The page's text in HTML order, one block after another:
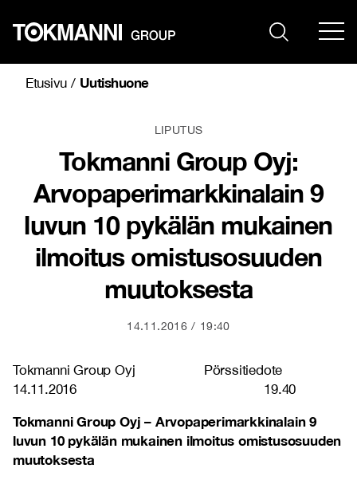
sisältöön
Etusivu/ Uutishuone
LIPUTUS
Tokmanni Group Oyj:
Arvopaperimarkkinalain 9
luvun 10 pykälän mukainen
ilmoitus omistusosuuden
muutoksesta
14.11.2016 19:40
Tokmanni Group Oyj Pörssitiedote
14.11.2016 19.40
Tokmanni Group Oyj – Arvopaperimarkkinalain 9
luvun 10 pykälän mukainen ilmoitus omistusosuuden
muutoksesta